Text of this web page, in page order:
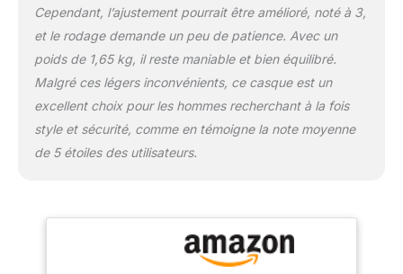
l'intérieur 3D Max-Dry
System II offrent un
ajustement robuste mais
confortable, assurant
durabilité et propriétés
d'évacuation de
l'humidité pour un
confort amélioré
Intégration transparente
SHOEI GT-Air II est
compatible avec les
systèmes de
Cependant, l’ajustement pourrait être amélioré, noté à 3,
et le rodage demande un peu de patience. Avec un
poids de 1,65 kg, il reste maniable et bien équilibré.
Malgré ces légers inconvénients, ce casque est un
excellent choix pour les hommes recherchant à la fois
style et sécurité, comme en témoigne la note moyenne
de 5 étoiles des utilisateurs.